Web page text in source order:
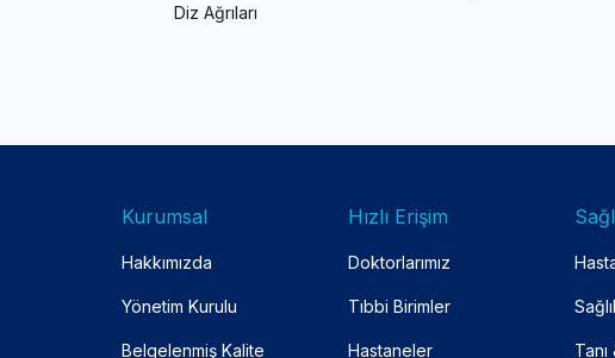
Diz Ağrıları
Kurumsal
Hakkımızda
Yönetim Kurulu
Belgelenmiş Kalite
Hızlı Erişim
Doktorlarımız
Tıbbi Birimler
Hastaneler